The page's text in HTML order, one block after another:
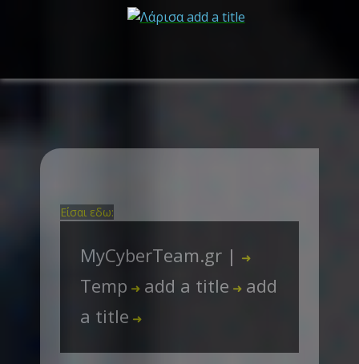
Είσαι εδω:
MyCyberTeam.gr | ➜
Temp ➜ add a title ➜ add
a title ➜